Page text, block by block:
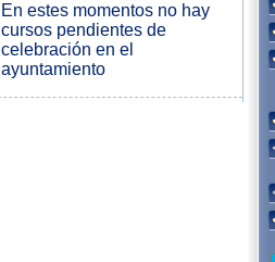
En estes momentos no hay
cursos pendientes de
celebración en el
ayuntamiento